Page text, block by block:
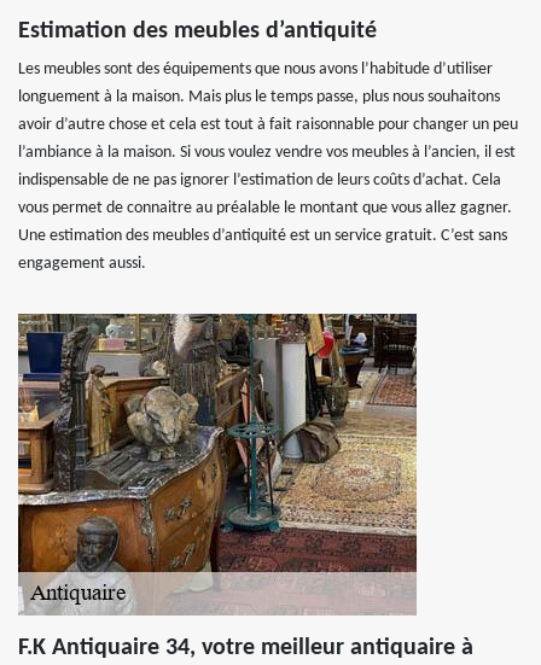
Estimation des meubles d’antiquité
Les meubles sont des équipements que nous avons l’habitude d’utiliser
longuement à la maison. Mais plus le temps passe, plus nous souhaitons
avoir d’autre chose et cela est tout à fait raisonnable pour changer un peu
l’ambiance à la maison. Si vous voulez vendre vos meubles à l’ancien, il est
indispensable de ne pas ignorer l’estimation de leurs coûts d’achat. Cela
vous permet de connaitre au préalable le montant que vous allez gagner.
Une estimation des meubles d’antiquité est un service gratuit. C’est sans
engagement aussi.
F.K Antiquaire 34, votre meilleur antiquaire à